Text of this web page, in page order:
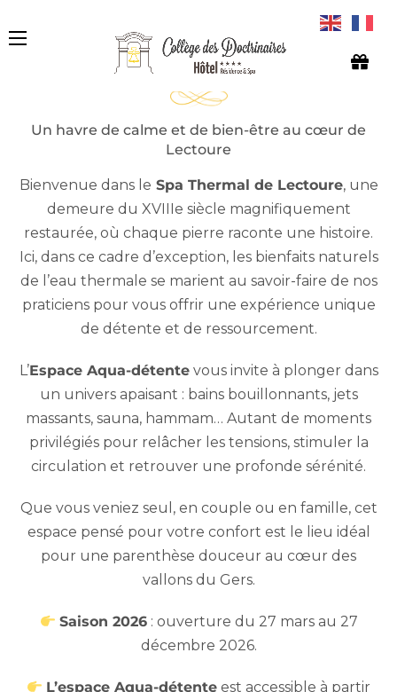
NOTRE SPA THERMAL
Un havre de calme et de bien-être au cœur de
Lectoure
Bienvenue dans le Spa Thermal de Lectoure, une
demeure du XVIIIe siècle magnifiquement
restaurée, où chaque pierre raconte une histoire.
Ici, dans ce cadre d’exception, les bienfaits naturels
de l’eau thermale se marient au savoir-faire de nos
praticiens pour vous offrir une expérience unique
de détente et de ressourcement.
L’Espace Aqua-détentevous invite à plonger dans
un univers apaisant : bains bouillonnants, jets
massants, sauna, hammam… Autant de moments
privilégiés pour relâcher les tensions, stimuler la
circulation et retrouver une profonde sérénité.
Que vous veniez seul, en couple ou en famille, cet
espace pensé pour votre confort est le lieu idéal
pour une parenthèse douceur au cœur des
vallons du Gers.
Saison 2026: ouverture du 27 mars au 27
décembre 2026.
L’espace Aqua-détente est accessible à partir